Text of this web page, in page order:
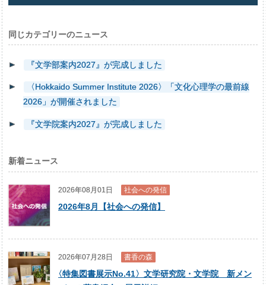
同じカテゴリーのニュース
『文学部案内2027』が完成しました
〈Hokkaido Summer Institute 2026〉「文化心理学の最前線
2026」が開催されました
『文学院案内2027』が完成しました
新着ニュース
2026年08月01日 社会への発信
2026年8月【社会への発信】
2026年07月28日 書香の森
〈特集図書展示No.41〉文学研究院・文学院 新メン